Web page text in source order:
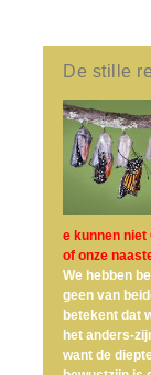
De stille
e kunnen niet
of onze
We hebben
geen van
betekent dat
het anders-
want de